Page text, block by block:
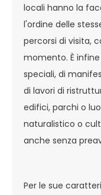
locali hanno la
l'ordine delle
percorsi di visita,
momento. È
speciali, di
di lavori di
edifici, parchi o
naturalistico o
anche senza
Per le sue